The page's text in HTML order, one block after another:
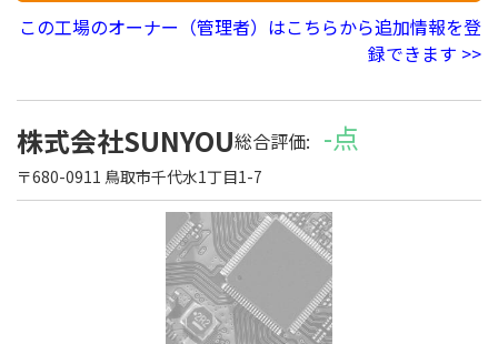
ツール/設備
この工場のオーナー（管理者）はこちらから追加情報を登
録できます >>
株式会社SUNYOU総合評価: -点
〒680-0911 鳥取市千代水1丁目1-7